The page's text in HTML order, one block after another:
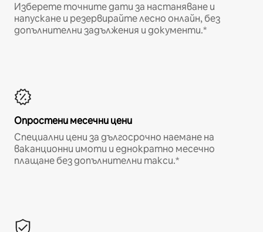
Изберете точните дати за настаняване и
напускане и резервирайте лесно онлайн, без
допълнителни задължения и документи.*
Опростени месечни цени
Специални цени за дългосрочно наемане на
ваканционни имоти и еднократно месечно
плащане без допълнителни такси.*